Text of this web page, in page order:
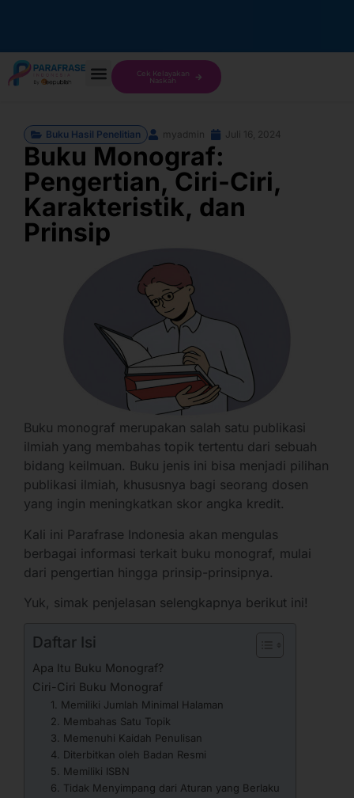
Cek Kelayakan
Naskah
Buku Hasil Penelitian myadmin Juli 16, 2024
Buku Monograf:
Pengertian, Ciri-Ciri,
Karakteristik, dan
Prinsip
Buku monograf merupakan salah satu publikasi
ilmiah yang membahas topik tertentu dari sebuah
bidang keilmuan. Buku jenis ini bisa menjadi pilihan
publikasi ilmiah, khususnya bagi seorang dosen
yang ingin meningkatkan skor angka kredit.
Kali ini Parafrase Indonesia akan mengulas
berbagai informasi terkait buku monograf, mulai
dari pengertian hingga prinsip-prinsipnya.
Yuk, simak penjelasan selengkapnya berikut ini!
Daftar Isi
Apa Itu Buku Monograf?
Ciri-Ciri Buku Monograf
1. Memiliki Jumlah Minimal Halaman
2. Membahas Satu Topik
3. Memenuhi Kaidah Penulisan
4. Diterbitkan oleh Badan Resmi
5. Memiliki ISBN
6. Tidak Menyimpang dari Aturan yang Berlaku